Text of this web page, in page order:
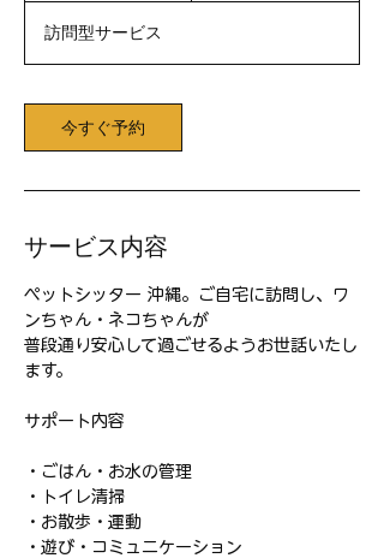
〜
1
訪問型サービス
今すぐ予約
サービス内容
ペットシッター 沖縄。ご自宅に訪問し、ワ
ンちゃん・ネコちゃんが
普段通り安心して過ごせるようお世話いたし
ます。
サポート内容
・ごはん・お水の管理
・トイレ清掃
・お散歩・運動
・遊び・コミュニケーション